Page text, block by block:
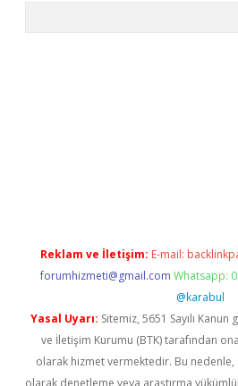
Reklam ve İletişim: E-mail:
forumhizmeti@gmail.com Whatsapp:
@karabul
Yasal Uyarı: Sitemiz, 5651 Sayılı
ve İletişim Kurumu (BTK) tarafından
olarak hizmet vermektedir. Bu
olarak denetleme veya araştırma